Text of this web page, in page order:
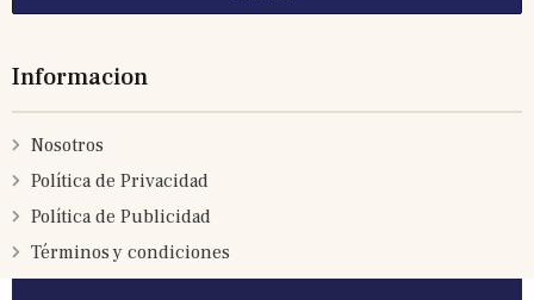
Informacion
Nosotros
Política de Privacidad
Política de Publicidad
Términos y condiciones